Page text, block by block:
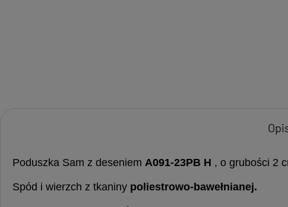
Poduszka Sam z deseniem A091-23PB H , o grubości 2
Spód i wierzch z tkaniny poliestrowo-bawełnianej.